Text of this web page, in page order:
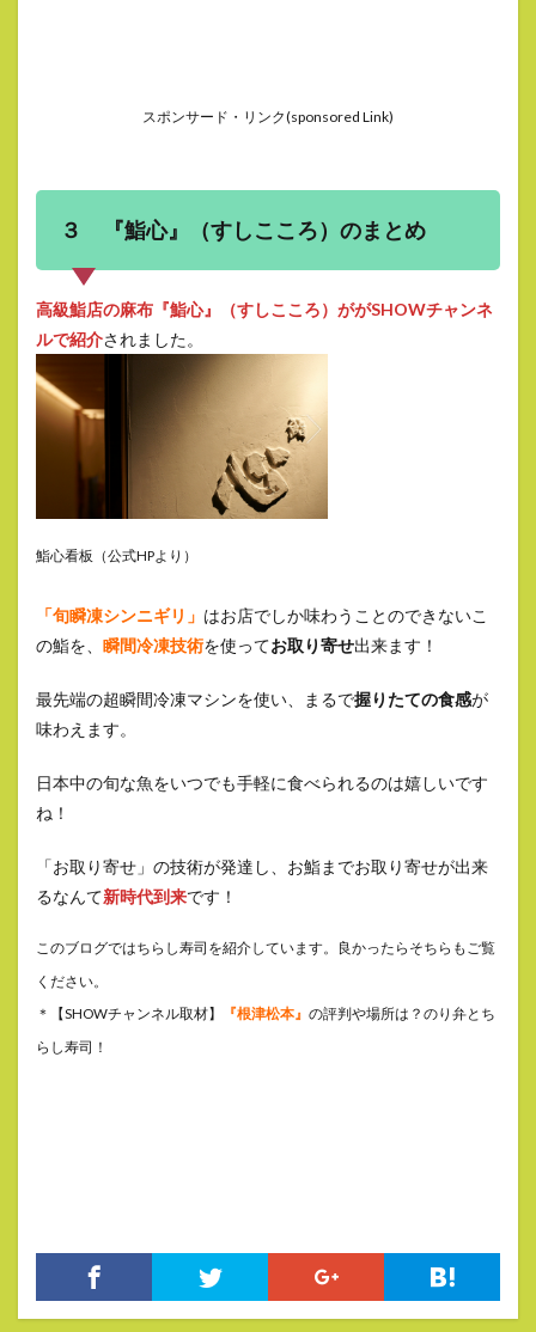
スポンサード・リンク(sponsored Link)
３ 『鮨心』（すしこころ）のまとめ
高級鮨店の麻布『鮨心』（すしこころ）ががSHOWチャンネ
ルで紹介されました。
鮨心看板（公式HPより）
「旬瞬凍シンニギリ」 はお店でしか味わうことのできないこ
の鮨を、 瞬間冷凍技術を使ってお取り寄せ出来ます！
最先端の超瞬間冷凍マシンを使い、まるで握りたての食感が
味わえます。
日本中の旬な魚をいつでも手軽に食べられるのは嬉しいです
ね！
「お取り寄せ」の技術が発達し、お鮨までお取り寄せが出来
るなんて新時代到来です！
このブログではちらし寿司を紹介しています。良かったらそちらもご覧
ください。
＊【SHOWチャンネル取材】
『根津松本』 の評判や場所は？のり弁とち
らし寿司！